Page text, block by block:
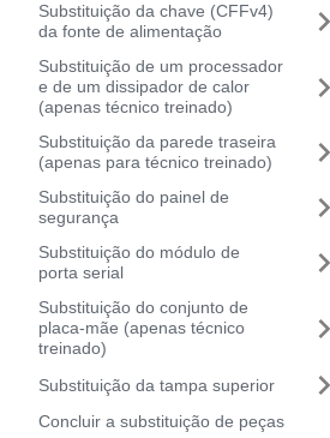
Substituição da chave (CFFv4)
da fonte de alimentação
Substituição de um processador
e de um dissipador de calor
(apenas técnico treinado)
Substituição da parede traseira
(apenas para técnico treinado)
Substituição do painel de
segurança
Substituição do módulo de
porta serial
Substituição do conjunto de
placa-mãe (apenas técnico
treinado)
Substituição da tampa superior
Concluir a substituição de peças